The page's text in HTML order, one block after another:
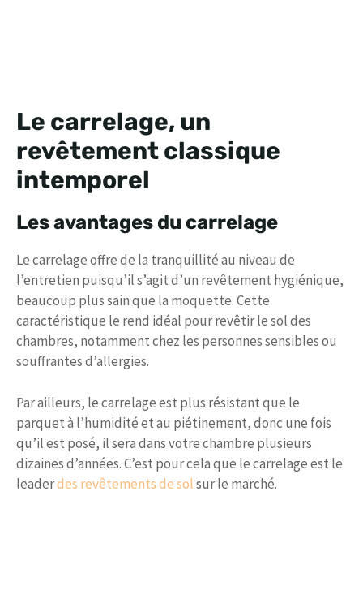
Le carrelage, un
revêtement classique
intemporel
Les avantages du carrelage
Le carrelage offre de la tranquillité au niveau de
l’entretien puisqu’il s’agit d’un revêtement hygiénique,
beaucoup plus sain que la moquette. Cette
caractéristique le rend idéal pour revêtir le sol des
chambres, notamment chez les personnes sensibles ou
souffrantes d’allergies.
Par ailleurs, le carrelage est plus résistant que le
parquet à l’humidité et au piétinement, donc une fois
qu’il est posé, il sera dans votre chambre plusieurs
dizaines d’années. C’est pour cela que le carrelage est le
leaderdes revêtements de solsur le marché.